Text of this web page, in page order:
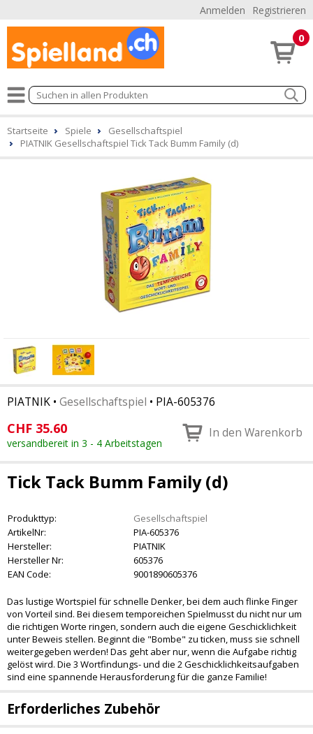
Anmelden Registrieren
0
Startseite Spiele
Gesellschaftspiel
PIATNIK Gesellschaftspiel Tick Tack Bumm Family (d)
PIATNIK • Gesellschaftspiel • PIA-605376
CHF 35.60
versandbereit in 3 - 4 Arbeitstagen
In den Warenkorb
Tick Tack Bumm Family (d)
Produkttyp:
Gesellschaftspiel
ArtikelNr:
PIA-605376
Hersteller:
PIATNIK
Hersteller Nr:
605376
EAN Code:
9001890605376
Das lustige Wortspiel für schnelle Denker, bei dem auch flinke Finger
von Vorteil sind. Bei diesem temporeichen Spielmusst du nicht nur um
die richtigen Worte ringen, sondern auch die eigene Geschicklichkeit
unter Beweis stellen. Beginnt die "Bombe" zu ticken, muss sie schnell
weitergegeben werden! Das geht aber nur, wenn die Aufgabe richtig
gelöst wird. Die 3 Wortfindungs- und die 2 Geschicklichkeitsaufgaben
sind eine spannende Herausforderung für die ganze Familie!
Erforderliches Zubehör